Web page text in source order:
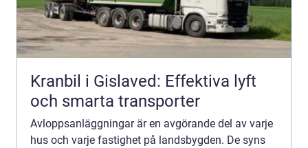
Kranbil i Gislaved: Effektiva lyft
och smarta transporter
Avloppsanläggningar är en avgörande del av varje
hus och varje fastighet på landsbygden. De syns